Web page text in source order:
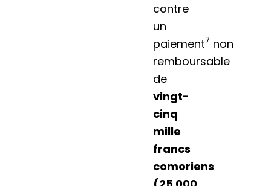
contre
un
paiement7 non
remboursable
de
vingt-
cinq
mille
francs
comoriens